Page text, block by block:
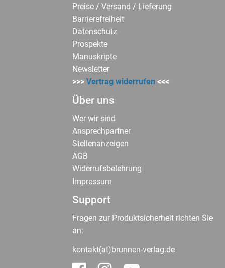
Preise / Versand / Lieferung
Barrierefreiheit
Datenschutz
Prospekte
Manuskripte
Newsletter
>>>Vertrag widerrufen <<<
Über uns
Wer wir sind
Ansprechpartner
Stellenanzeigen
AGB
Widerrufsbelehrung
Impressum
Support
Fragen zur Produktsicherheit richten Sie
an:
kontakt(at)brunnen-verlag.de